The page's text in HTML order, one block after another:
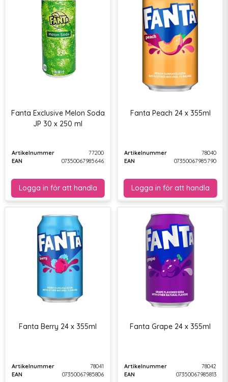
Fanta Exclusive Melon Soda
JP 30 x 250 ml
Artikelnummer
77200
EAN
07350067985646
Fanta Peach 24 x 355ml
Artikelnummer
78040
EAN
07350067985790
Fanta Berry 24 x 355ml
Artikelnummer
78041
EAN
07350067985806
Fanta Grape 24 x 355ml
Artikelnummer
78042
EAN
07350067985813